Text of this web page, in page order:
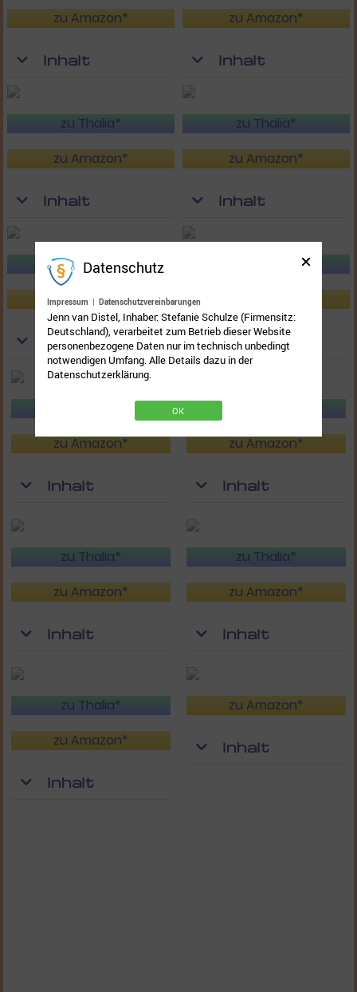
zu Amazon*
Inhalt
zu Amazon*
Inhalt
zu Thalia*
zu Amazon*
Inhalt
zu Thalia*
zu Amazon*
Inhalt
zu Thalia*
zu Amazon*
Inhalt Inhalt
zu Amazon*
Inhalt
zu Amazon*
Inhalt
zu Thalia*
zu Amazon*
Inhalt
zu Thalia*
zu Amazon*
Inhalt
zu Thalia*
zu Amazon*
Inhalt
zu Amazon*
Inhalt
Datenschutz
Impressum | Datenschutzvereinbarungen
Jenn van Distel, Inhaber: Stefanie Schulze (Firmensitz:
Deutschland), verarbeitet zum Betrieb dieser Website
personenbezogene Daten nur im technisch unbedingt
notwendigen Umfang. Alle Details dazu in der
Datenschutzerklärung.
OK